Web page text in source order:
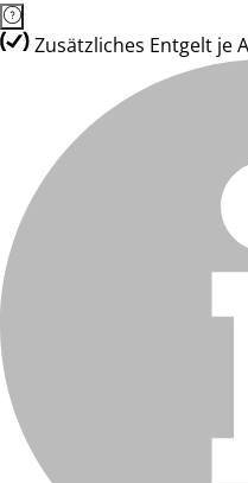
Zusätzliches Entgelt je